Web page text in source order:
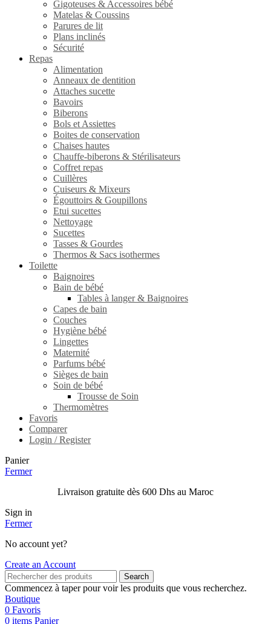
Gigoteuses & Accessoires bébé
Matelas & Coussins
Parures de lit
Plans inclinés
Sécurité
Repas
Alimentation
Anneaux de dentition
Attaches sucette
Bavoirs
Biberons
Bols et Assiettes
Boites de conservation
Chaises hautes
Chauffe-biberons & Stérilisateurs
Coffret repas
Cuillères
Cuiseurs & Mixeurs
Égouttoirs & Goupillons
Etui sucettes
Nettoyage
Sucettes
Tasses & Gourdes
Thermos & Sacs isothermes
Toilette
Baignoires
Bain de bébé
Tables à langer & Baignoires
Capes de bain
Couches
Hygiène bébé
Lingettes
Maternité
Parfums bébé
Sièges de bain
Soin de bébé
Trousse de Soin
Thermomètres
Favoris
Comparer
Login / Register
Panier
Fermer
Livraison gratuite dès 600 Dhs au Maroc
Sign in
Fermer
No account yet?
Create an Account
Search
Commencez à taper pour voir les produits que vous recherchez.
Boutique
0 Favoris
0 items Panier